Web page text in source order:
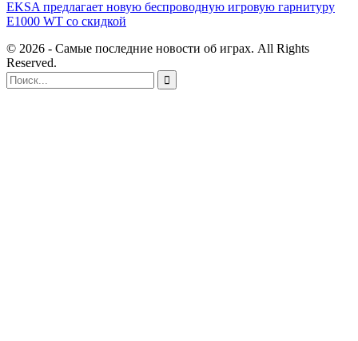
EKSA предлагает новую беспроводную игровую гарнитуру
E1000 WT со скидкой
© 2026 - Самые последние новости об играх. All Rights
Reserved.